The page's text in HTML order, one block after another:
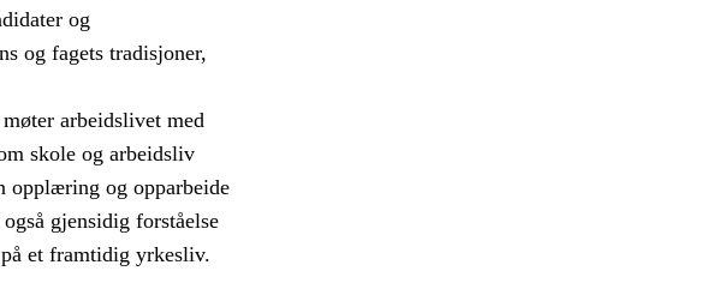
og
og fagets tradisjoner,
arbeidslivet med
skole og arbeidsliv
opplæring og opparbeide
gjensidig forståelse
et framtidig yrkesliv.